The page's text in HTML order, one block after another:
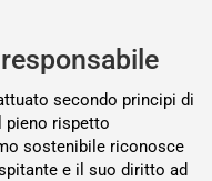
secondo principi di
pieno rispetto
sostenibile riconosce
e il suo diritto ad